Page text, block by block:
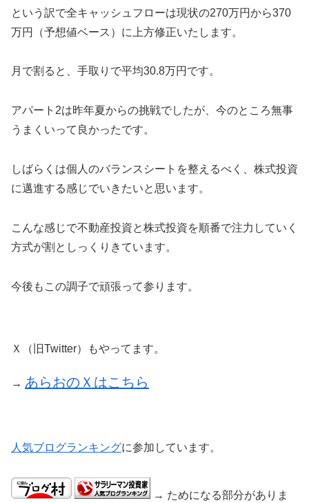
という訳で全キャッシュフローは現状の270万円から370
万円（予想値ベース）に上方修正いたします。
月で割ると、手取りで平均30.8万円です。
アパート2は昨年夏からの挑戦でしたが、今のところ無事
うまくいって良かったです。
しばらくは個人のバランスシートを整えるべく、株式投資
に邁進する感じでいきたいと思います。
こんな感じで不動産投資と株式投資を順番で注力していく
方式が割としっくりきています。
今後もこの調子で頑張って参ります。
Ｘ（旧Twitter）もやってます。
→ あらおのＸはこちら
人気ブログランキングに参加しています。
→ ためになる部分がありま